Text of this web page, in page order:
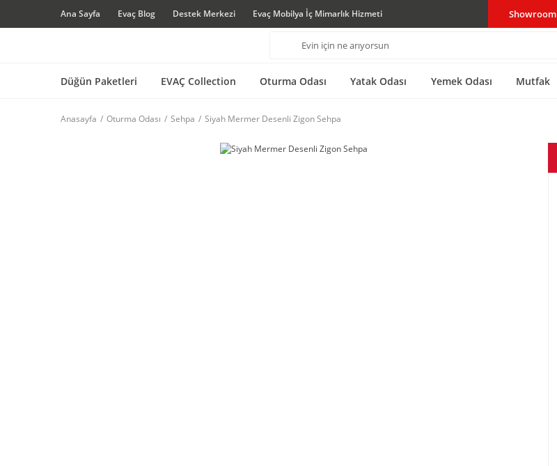
Ana Sayfa Evaç Blog Destek Merkezi Evaç Mobilya İç Mimarlık Hizmeti Showroom
Düğün Paketleri EVAÇ Collection Oturma Odası Yatak Odası Yemek Odası Mutfak
Anasayfa Oturma Odası Sehpa Siyah Mermer Desenli Zigon Sehpa